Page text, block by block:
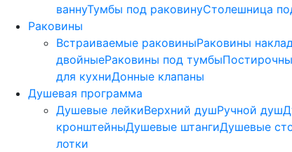
ваннуТумбы под раковинуСтолешница
Раковины
Встраиваемые раковиныРаковины
двойныеРаковины под тумбы
для кухниДонные клапаны
Душевая программа
Душевые лейкиВерхний душРучной душ
кронштейныДушевые штангиДушевые
лотки